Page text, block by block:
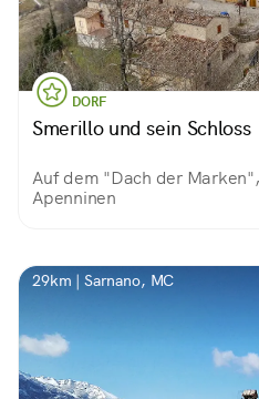
DORF
Smerillo und sein Schloss
Auf dem "Dach der
Apenninen
29km | Sarnano, MC